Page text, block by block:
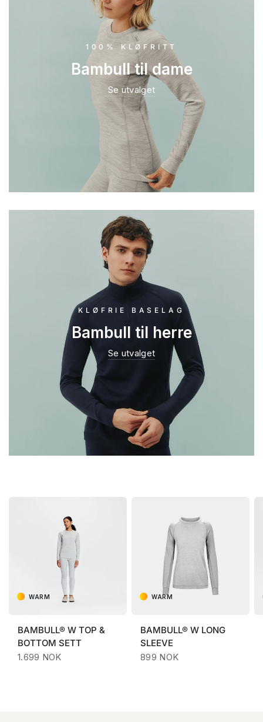
100% KLØFRITT
Bambull til dame
Se utvalget
KLØFRIE BASELAG
Bambull til herre
Se utvalget
WARM
BAMBULL® W TOP &
BOTTOM SETT
1.699 NOK
WARM
BAMBULL® W LONG
SLEEVE
899 NOK